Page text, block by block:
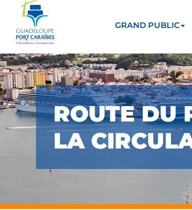
GRAND PUBLIC
ROUTE DU
LA